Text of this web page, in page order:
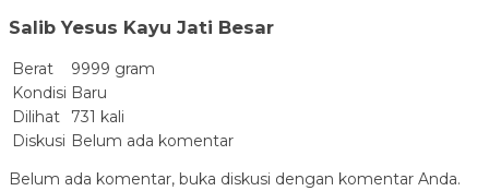
Salib Yesus Kayu Jati Besar
Berat
9999 gram
Kondisi Baru
Dilihat
731 kali
Diskusi Belum ada komentar
Belum ada komentar, buka diskusi dengan komentar Anda.